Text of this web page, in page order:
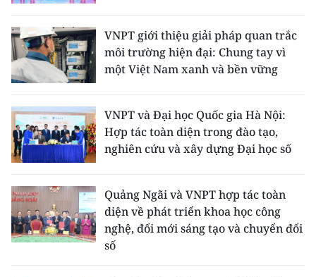
Video
Media Chính trị
Media Kinh tế
Media Xã hội
Media Pháp luật
Media Du lịch
Media Thế giới
VNPT giới thiệu giải pháp quan trắc
môi trường hiện đại: Chung tay vì
một Việt Nam xanh và bền vững
VNPT và Đại học Quốc gia Hà Nội:
Hợp tác toàn diện trong đào tạo,
nghiên cứu và xây dựng Đại học số
Quảng Ngãi và VNPT hợp tác toàn
diện về phát triển khoa học công
nghệ, đổi mới sáng tạo và chuyển đổi
số